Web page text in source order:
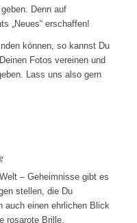
Denn auf
„Neues“ erschaffen!
können, so kannst Du
Fotos vereinen und
Lass uns also gern
– Geheimnisse gibt es
stellen, die Du
auch einen ehrlichen Blick
rosarote Brille.